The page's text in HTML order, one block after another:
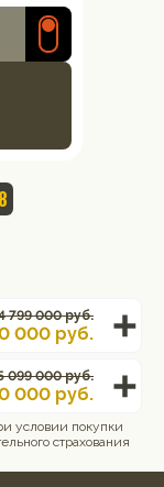
799 000 руб.
000 руб.
099 000 руб.
000 руб.
условии покупки
страхования